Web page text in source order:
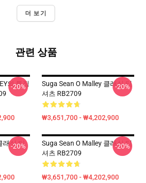
더 보기
관련 상품
의 특징
-20%
Suga Sean O Malley 클래식 티
셔츠 RB2709
₩3,651,700 - ₩4,202,900
-20%
래식 티
-20%
Suga Sean O Malley 클래식 티
셔츠 RB2709
₩3,651,700 - ₩4,202,900
-20%